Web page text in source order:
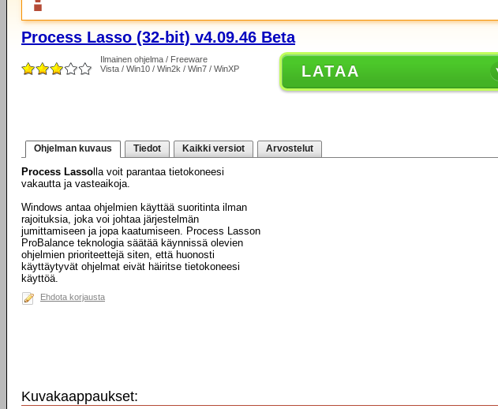
Process Lasso (32-bit) v4.09.46 Beta
Ilmainen ohjelma / Freeware
Vista / Win10 / Win2k / Win7 / WinXP
LATAA
Ohjelman kuvaus Tiedot Kaikki versiot Arvostelut
Process Lasso lla voit parantaa tietokoneesi
vakautta ja vasteaikoja.
Windows antaa ohjelmien käyttää suoritinta ilman
rajoituksia, joka voi johtaa järjestelmän
jumittamiseen ja jopa kaatumiseen. Process Lasson
ProBalance teknologia säätää käynnissä olevien
ohjelmien prioriteettejä siten, että huonosti
käyttäytyvät ohjelmat eivät häiritse tietokoneesi
käyttöä.
Ehdota korjausta
Kuvakaappaukset: